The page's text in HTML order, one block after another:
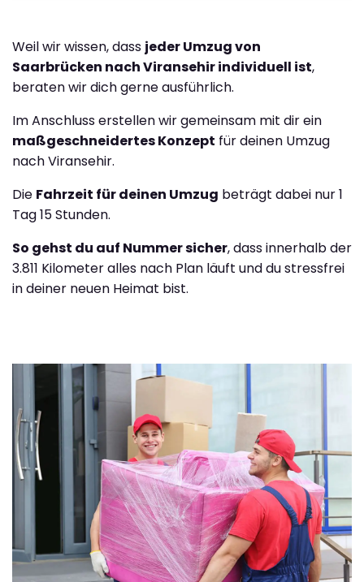
Weil wir wissen, dass jeder Umzug von
Saarbrücken nach Viransehir individuell ist,
beraten wir dich gerne ausführlich.
Im Anschluss erstellen wir gemeinsam mit dir ein
maßgeschneidertes Konzept für deinen Umzug
nach Viransehir.
Die Fahrzeit für deinen Umzug beträgt dabei nur 1
Tag 15 Stunden.
So gehst du auf Nummer sicher, dass innerhalb der
3.811 Kilometer alles nach Plan läuft und du stressfrei
in deiner neuen Heimat bist.